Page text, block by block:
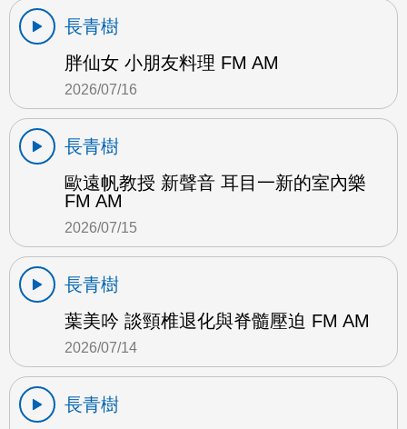
長青樹
胖仙女 小朋友料理 FM AM
2026/07/16
長青樹
歐遠帆教授 新聲音 耳目一新的室內樂
FM AM
2026/07/15
長青樹
葉美吟 談頸椎退化與脊髓壓迫 FM AM
2026/07/14
長青樹